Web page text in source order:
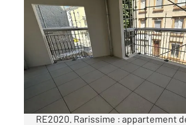
ROANNE 42
83 m2, 4 pièces
Ref : 5599
Appartement F4 à vendre
233 300 €
Appartement neuf à vendre à
RE2020. Rarissime : appartement